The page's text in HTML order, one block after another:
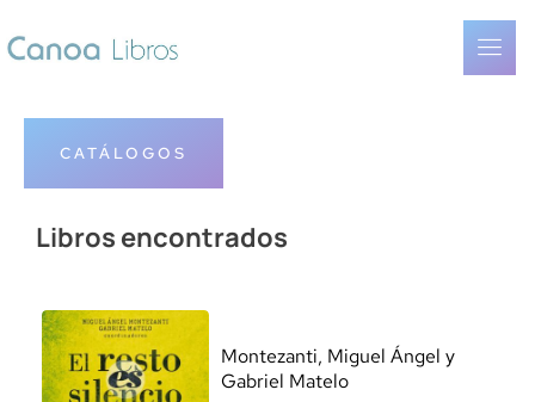
CATÁLOGOS
Libros encontrados
Montezanti, Miguel Ángel y
Gabriel Matelo